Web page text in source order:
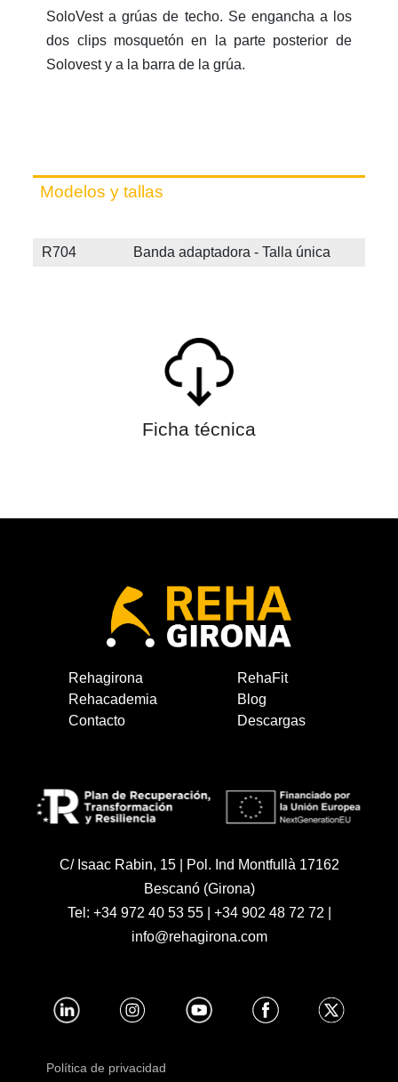
SoloVest a grúas de techo. Se engancha a los
dos clips mosquetón en la parte posterior de
Solovest y a la barra de la grúa.
Modelos y tallas
R704 Banda adaptadora - Talla única
Ficha técnica
Rehagirona
RehaFit
Rehacademia
Blog
Contacto
Descargas
C/ Isaac Rabin, 15 | Pol. Ind Montfullà 17162
Bescanó (Girona)
Tel: +34 972 40 53 55| +34 902 48 72 72
info@rehagirona.com
Política de privacidad